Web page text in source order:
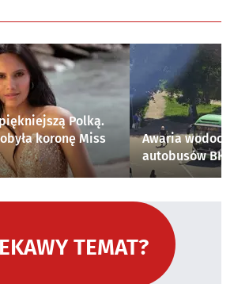
Polką.
koronę Miss
Awaria
autobusów
TEMAT?